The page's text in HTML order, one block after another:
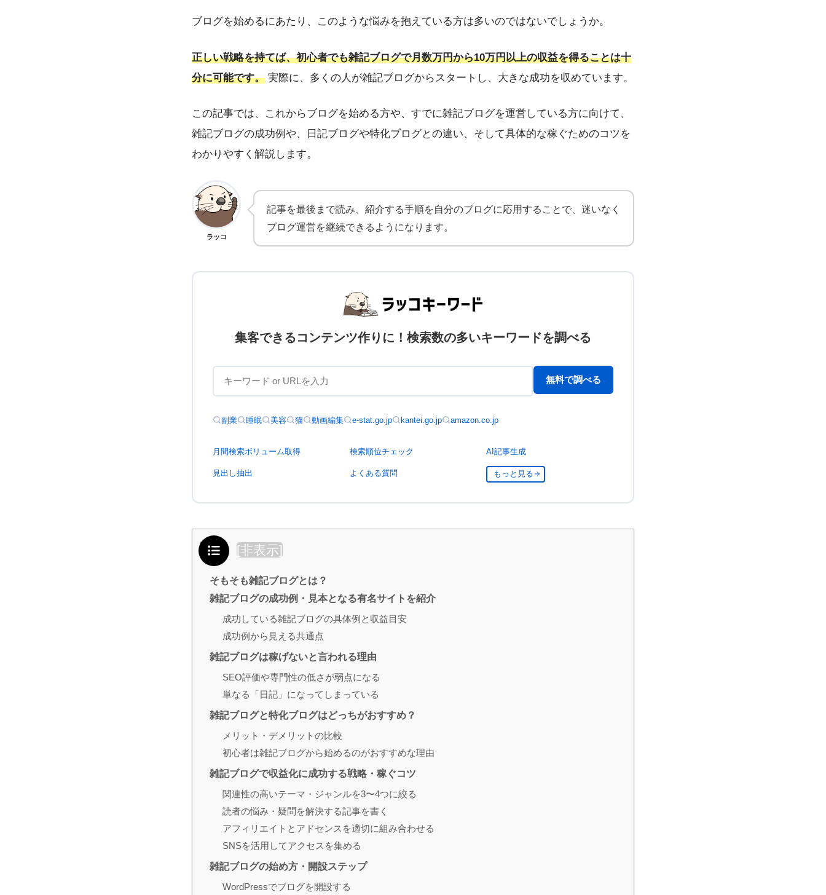
ブログを始めるにあたり、このような悩みを抱えている方は多いのではないでしょうか。
正しい戦略を持てば、初心者でも雑記ブログで月数万円から10万円以上の収益を得ることは十
分に可能です。 実際に、多くの人が雑記ブログからスタートし、大きな成功を収めています。
この記事では、これからブログを始める方や、すでに雑記ブログを運営している方に向けて、
雑記ブログの成功例や、日記ブログや特化ブログとの違い、そして具体的な稼ぐためのコツを
わかりやすく解説します。
ラッコ
記事を最後まで読み、紹介する手順を自分のブログに応用することで、迷いなく
ブログ運営を継続できるようになります。
集客できるコンテンツ作りに！検索数の多いキーワードを調べる
無料で調べる
副業 睡眠 美容 猫 動画編集 e-stat.go.jp kantei.go.jp amazon.co.jp
月間検索ボリューム取得 検索順位チェック AI記事生成
見出し抽出 よくある質問 もっと見る
目次 [非表示]
そもそも雑記ブログとは？
雑記ブログの成功例・見本となる有名サイトを紹介
成功している雑記ブログの具体例と収益目安
成功例から見える共通点
雑記ブログは稼げないと言われる理由
SEO評価や専門性の低さが弱点になる
単なる「日記」になってしまっている
雑記ブログと特化ブログはどっちがおすすめ？
メリット・デメリットの比較
初心者は雑記ブログから始めるのがおすすめな理由
雑記ブログで収益化に成功する戦略・稼ぐコツ
関連性の高いテーマ・ジャンルを3〜4つに絞る
読者の悩み・疑問を解決する記事を書く
アフィリエイトとアドセンスを適切に組み合わせる
SNSを活用してアクセスを集める
雑記ブログの始め方・開設ステップ
WordPressでブログを開設する